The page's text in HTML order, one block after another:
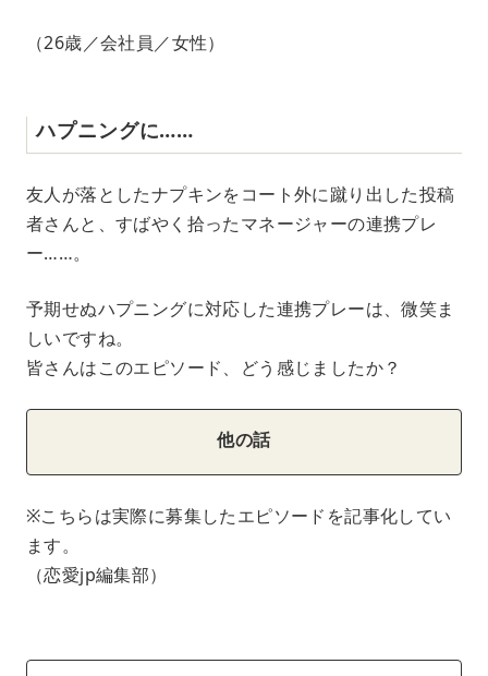
（26歳／会社員／女性）
ハプニングに……
友人が落としたナプキンをコート外に蹴り出した投稿
者さんと、すばやく拾ったマネージャーの連携プレ
ー……。
予期せぬハプニングに対応した連携プレーは、微笑ま
しいですね。
皆さんはこのエピソード、どう感じましたか？
他の話
※こちらは実際に募集したエピソードを記事化してい
ます。
（恋愛jp編集部）